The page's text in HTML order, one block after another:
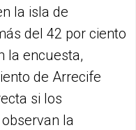
la isla de
del 42 por ciento
la encuesta,
de Arrecife
si los
la